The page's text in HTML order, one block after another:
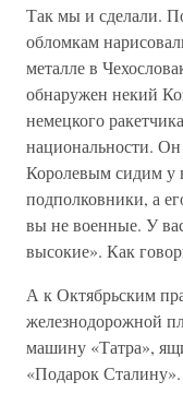
Так мы и сделали.
обломкам
металле в
обнаружен некий
немецкого
национальности.
Королевым сидим у
подполковники, а
вы не военные. У
высокие». Как
А к Октябрьским
железнодорожной
машину «Татра»,
«Подарок Сталину».